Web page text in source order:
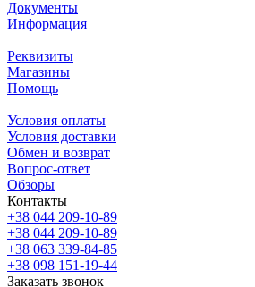
Документы
Информация
Реквизиты
Магазины
Помощь
Условия оплаты
Условия доставки
Обмен и возврат
Вопрос-ответ
Обзоры
Контакты
+38 044 209-10-89
+38 044 209-10-89
+38 063 339-84-85
+38 098 151-19-44
Заказать звонок